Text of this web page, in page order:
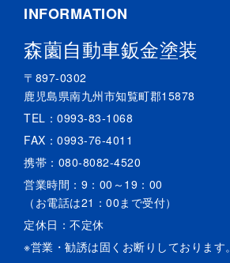
INFORMATION
森薗自動車鈑金塗装
〒897-0302
鹿児島県南九州市知覧町郡15878
TEL： 0993-83-1068
FAX：0993-76-4011
携帯： 080-8082-4520
営業時間：9：00～19：00
（お電話は21：00まで受付）
定休日：不定休
※営業・勧誘は固くお断りしております。